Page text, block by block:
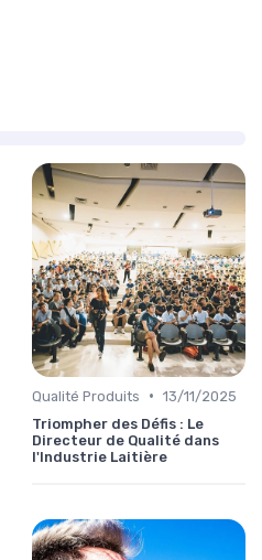
Qualité Produits • 13/11/2025
Triompher des Défis : Le
Directeur de Qualité dans
l'Industrie Laitière